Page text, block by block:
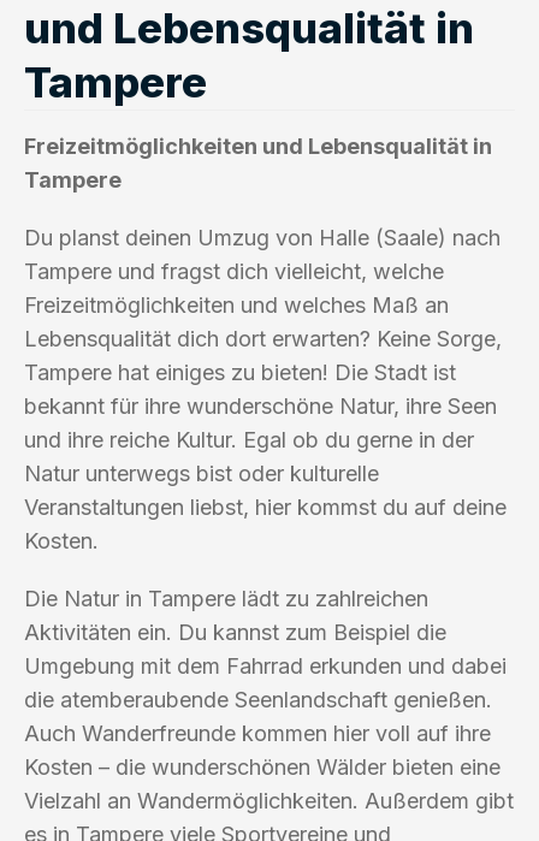
und Lebensqualität in
Tampere
Freizeitmöglichkeiten und Lebensqualität in
Tampere
Du planst deinen Umzug von Halle (Saale) nach
Tampere und fragst dich vielleicht, welche
Freizeitmöglichkeiten und welches Maß an
Lebensqualität dich dort erwarten? Keine Sorge,
Tampere hat einiges zu bieten! Die Stadt ist
bekannt für ihre wunderschöne Natur, ihre Seen
und ihre reiche Kultur. Egal ob du gerne in der
Natur unterwegs bist oder kulturelle
Veranstaltungen liebst, hier kommst du auf deine
Kosten.
Die Natur in Tampere lädt zu zahlreichen
Aktivitäten ein. Du kannst zum Beispiel die
Umgebung mit dem Fahrrad erkunden und dabei
die atemberaubende Seenlandschaft genießen.
Auch Wanderfreunde kommen hier voll auf ihre
Kosten – die wunderschönen Wälder bieten eine
Vielzahl an Wandermöglichkeiten. Außerdem gibt
es in Tampere viele Sportvereine und